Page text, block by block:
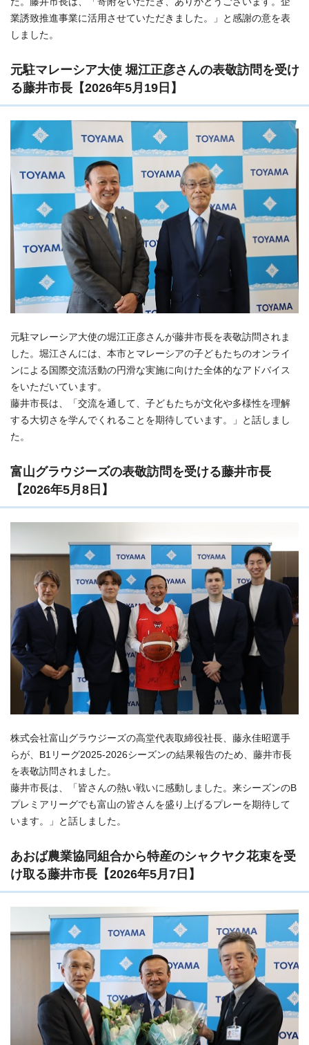
業誘致推進事業に活用させていただきました。」と感謝の意を表
しました。
元駐マレーシア大使 堀江正彦さんの表敬訪問を受け
る藤井市長【2026年5月19日】
元駐マレーシア大使の堀江正彦さんが藤井市長を表敬訪問されま
した。堀江さんには、本市とマレーシアの子どもたちのオンライ
ンによる国際交流活動の円滑な実施に向けた全体的なアドバイス
をいただいています。
藤井市長は、「交流を通して、子どもたちが文化や多様性を理解
する大切さを学んでくれることを期待しています。」と話しまし
た。
富山グラウジーズの表敬訪問を受ける藤井市長
【2026年5月8日】
株式会社富山グラウジーズの高堂代表取締役社長、藤永佳昭選手
らが、B1リーグ2025-2026シーズンの結果報告のため、藤井市長
を表敬訪問されました。
藤井市長は、「皆さんの熱い戦いに感動しました。来シーズンのB
プレミアリーグでも富山の皆さんを盛り上げるプレーを期待して
います。」と話しました。
あおば農業協同組合から特産のシャクヤク花束を受
け取る藤井市長【2026年5月7日】